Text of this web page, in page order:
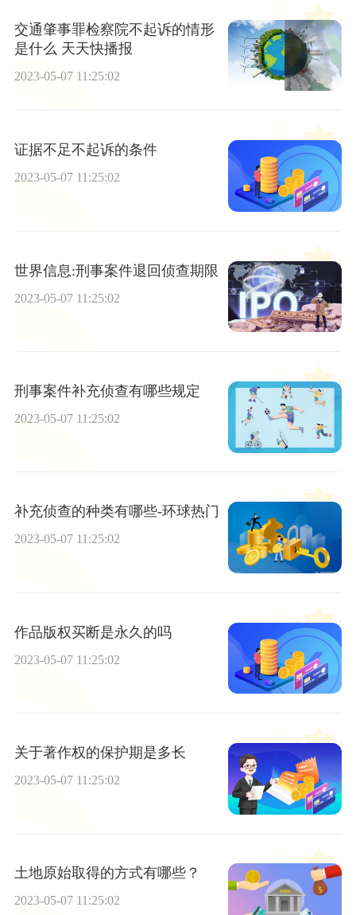
交通肇事罪检察院不起诉的情形
是什么 天天快播报
2023-05-07 11:25:02
证据不足不起诉的条件
2023-05-07 11:25:02
世界信息:刑事案件退回侦查期限
2023-05-07 11:25:02
刑事案件补充侦查有哪些规定
2023-05-07 11:25:02
补充侦查的种类有哪些-环球热门
2023-05-07 11:25:02
作品版权买断是永久的吗
2023-05-07 11:25:02
关于著作权的保护期是多长
2023-05-07 11:25:02
土地原始取得的方式有哪些？
2023-05-07 11:25:02